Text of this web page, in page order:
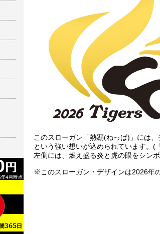
このスローガン「熱覇(ねっぱ)」には
という強い想いが込められています。
左側には、燃え盛る炎と虎の眼をシン
※このスローガン・デザインは2026年